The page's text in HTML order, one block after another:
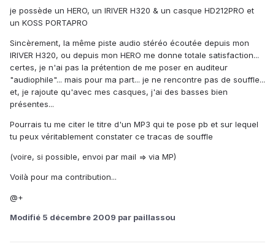
je possède un HERO, un IRIVER H320 & un casque HD212PRO et
un KOSS PORTAPRO
Sincèrement, la même piste audio stéréo écoutée depuis mon
IRIVER H320, ou depuis mon HERO me donne totale satisfaction...
certes, je n'ai pas la prétention de me poser en auditeur
"audiophile"... mais pour ma part... je ne rencontre pas de souffle...
et, je rajoute qu'avec mes casques, j'ai des basses bien
présentes...
Pourrais tu me citer le titre d'un MP3 qui te pose pb et sur lequel
tu peux véritablement constater ce tracas de souffle
(voire, si possible, envoi par mail => via MP)
Voilà pour ma contribution...
@+
Modifié 5 décembre 2009 par paillassou